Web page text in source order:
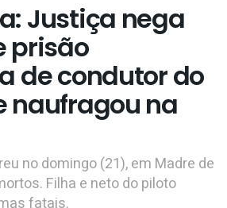
Justiça nega
prisão
de condutor do
naufragou na
no domingo (21), em Madre de
Filha e neto do piloto
fatais.